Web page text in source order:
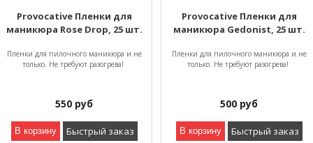
Provocative Пленки для
маникюра Rose Drop, 25 шт.
Пленки для пилочного маникюра и не
только. Не требуют разогрева!
550 руб
В корзину Быстрый заказ
Provocative Пленки для
маникюра Gedonist, 25 шт.
Пленки для пилочного маникюра и не
только. Не требуют разогрева!
500 руб
В корзину Быстрый заказ